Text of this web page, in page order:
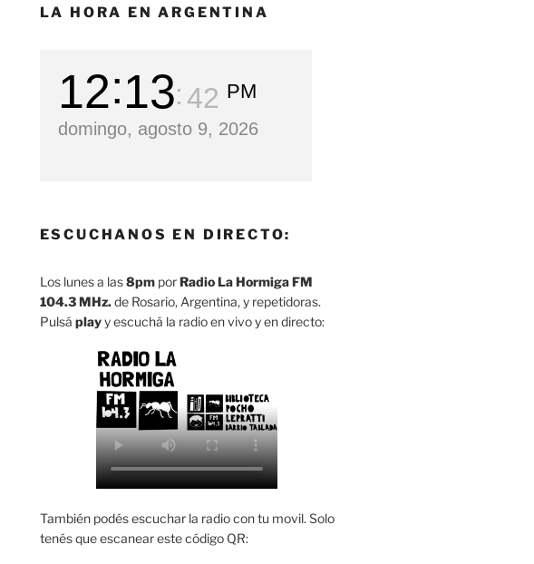
LA HORA EN ARGENTINA
12 13 43 PM
domingo, agosto 9, 2026
ESCUCHANOS EN DIRECTO:
Los lunes a las8pmporRadio La Hormiga FM
104.3 MHz.de Rosario, Argentina, y repetidoras.
Pulsá playy escuchá la radio en vivo y en directo:
También podés escuchar la radio con tu movil. Solo
tenés que escanear este código QR: